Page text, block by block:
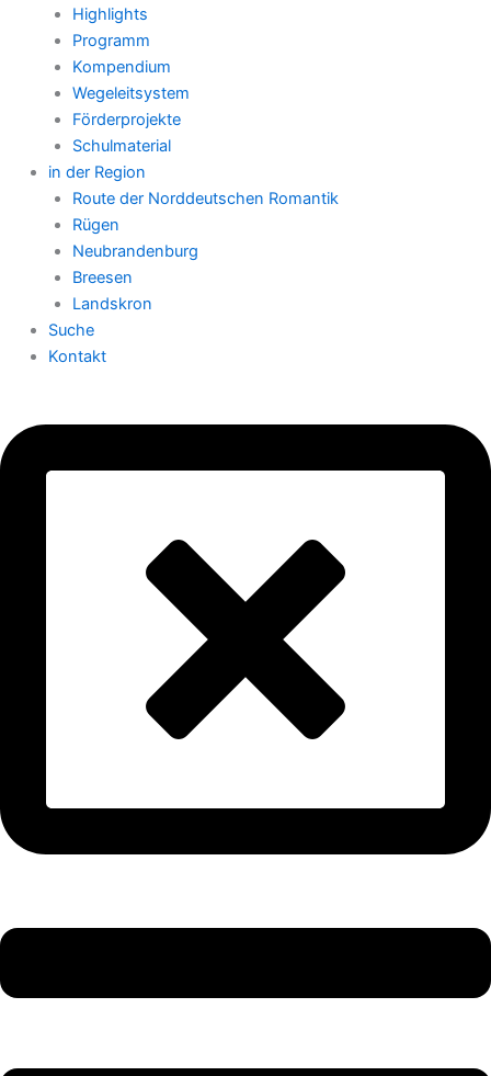
Highlights
Programm
Kompendium
Wegeleitsystem
Förderprojekte
Schulmaterial
in der Region
Route der Norddeutschen Romantik
Rügen
Neubrandenburg
Breesen
Landskron
Suche
Kontakt